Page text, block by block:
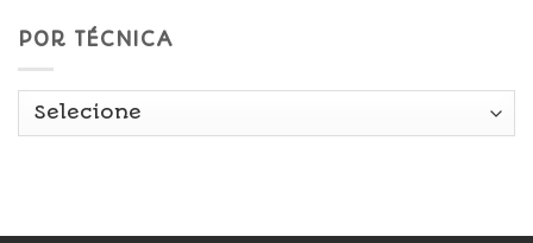
POR TÉCNICA